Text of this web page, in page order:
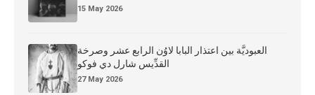
15 May 2026
العبوديَّة بين اعتذار البابا لاوُن الرابع عشر وصرخة
القدِّيس شارل دي فوكو
27 May 2026